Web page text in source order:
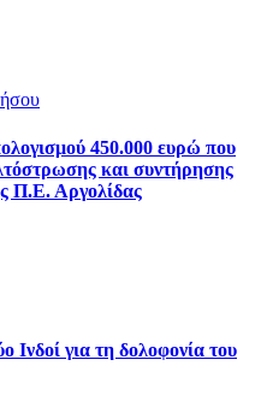
450.000 ευρώ που
και συντήρησης
Π.Ε. Αργολίδας
για τη δολοφονία του